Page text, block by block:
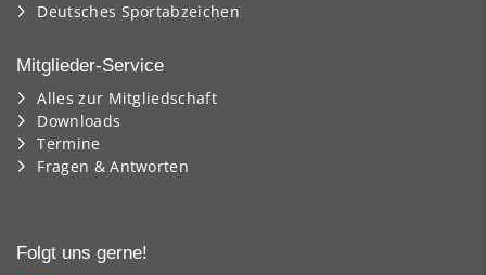
Deutsches Sportabzeichen
Mitglieder-Service
Alles zur Mitgliedschaft
Downloads
Termine
Fragen & Antworten
Folgt uns gerne!